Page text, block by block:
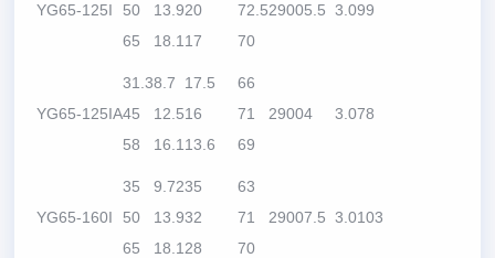
YG65-125I
50
65
13.9
18.1
20
17
72.5
70
29005.5 3.099
YG65-125IA
31.3
45
58
8.7
12.5
16.1
17.5
16
13.6
66
71
69
29004 3.078
YG65-160I
35
50
65
9.72
13.9
18.1
35
32
28
63
71
70
29007.5 3.0103